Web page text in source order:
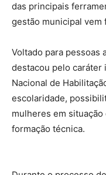
das principais
gestão municipal vem
Voltado para pessoas
destacou pelo caráter
Nacional de
escolaridade,
mulheres em
formação técnica.